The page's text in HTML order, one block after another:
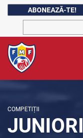
ABONEAZĂ-TE!
COMPETIȚII
JUNIORI